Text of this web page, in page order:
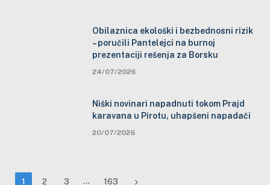
Obilaznica ekološki i bezbednosni rizik
– poručili Pantelejci na burnoj
prezentaciji rešenja za Borsku
24/07/2026
Niški novinari napadnuti tokom Prajd
karavana u Pirotu, uhapšeni napadači
20/07/2026
1 2 3 … 163 Next